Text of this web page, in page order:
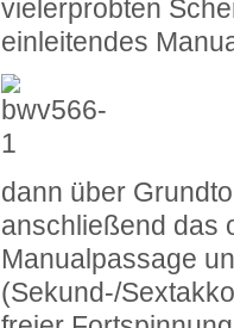
vielerprobten
einleitendes
dann über
anschließend das
Manualpassage
(Sekund-/